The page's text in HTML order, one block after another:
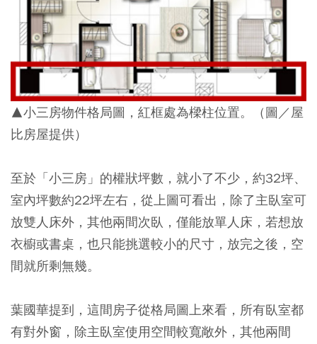
▲小三房物件格局圖，紅框處為樑柱位置。（圖／屋
比房屋提供）
至於「小三房」的權狀坪數，就小了不少，約32坪、
室內坪數約22坪左右，從上圖可看出，除了主臥室可
放雙人床外，其他兩間次臥，僅能放單人床，若想放
衣櫥或書桌，也只能挑選較小的尺寸，放完之後，空
間就所剩無幾。
葉國華提到，這間房子從格局圖上來看，所有臥室都
有對外窗，除主臥室使用空間較寬敞外，其他兩間